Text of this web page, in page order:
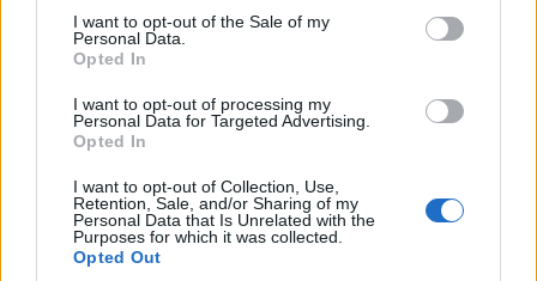
consent section.
I want to opt-out of the Sale of my
Personal Data.
Opted In
I want to opt-out of processing my
Personal Data for Targeted Advertising.
Opted In
I want to opt-out of Collection, Use,
Retention, Sale, and/or Sharing of my
Personal Data that Is Unrelated with the
Purposes for which it was collected.
Opted Out